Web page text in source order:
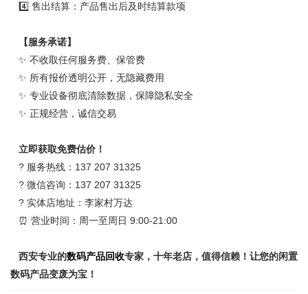
4️⃣ 售出结算：产品售出后及时结算款项
【服务承诺】
✨ 不收取任何服务费、保管费
✨ 所有报价透明公开，无隐藏费用
✨ 专业设备彻底清除数据，保障隐私安全
✨ 正规经营，诚信交易
立即获取免费估价！
? 服务热线：137 207 31325
? 微信咨询：137 207 31325
? 实体店地址：李家村万达
⏰ 营业时间：周一至周日 9:00-21:00
西安专业的数码产品回收专家，十年老店，值得信赖！让您的闲置
数码产品变废为宝！